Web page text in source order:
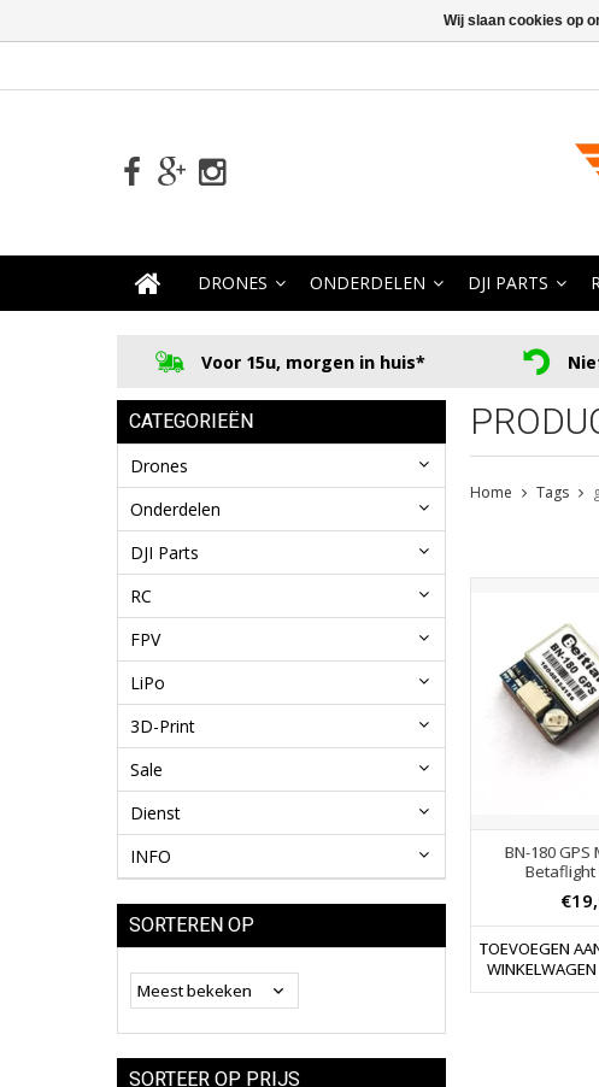
DRONES ONDERDELEN DJI PARTS
Voor 15u, morgen in huis*
CATEGORIEËN
Drones
Onderdelen
DJI Parts
RC
FPV
LiPo
3D-Print
Sale
Dienst
INFO
SORTEREN OP
SORTEER OP PRIJS
Home Tags
BN-180
Betaflight
TOEVOEGEN
WINKELWAGEN
Wij slaan cookies op